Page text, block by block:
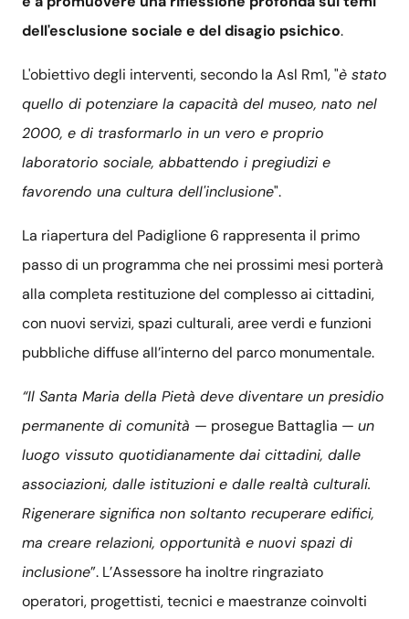
dell'esclusione sociale e del disagio psichico.
L'obiettivo degli interventi, secondo la Asl Rm1, "è stato
quello di potenziare la capacità del museo, nato nel
2000, e di trasformarlo in un vero e proprio
laboratorio sociale, abbattendo i pregiudizi e
favorendo una cultura dell'inclusione".
La riapertura del Padiglione 6 rappresenta il primo
passo di un programma che nei prossimi mesi porterà
alla completa restituzione del complesso ai cittadini,
con nuovi servizi, spazi culturali, aree verdi e funzioni
pubbliche diffuse all’interno del parco monumentale.
“Il Santa Maria della Pietà deve diventare un presidio
permanente di comunità — prosegue Battaglia — un
luogo vissuto quotidianamente dai cittadini, dalle
associazioni, dalle istituzioni e dalle realtà culturali.
Rigenerare significa non soltanto recuperare edifici,
ma creare relazioni, opportunità e nuovi spazi di
inclusione”. L’Assessore ha inoltre ringraziato
operatori, progettisti, tecnici e maestranze coinvolti